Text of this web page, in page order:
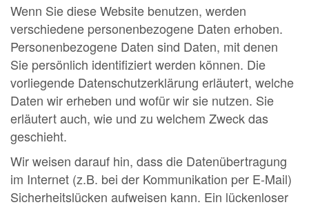
Wenn Sie diese Website benutzen, werden
verschiedene personenbezogene Daten erhoben.
Personenbezogene Daten sind Daten, mit denen
Sie persönlich identifiziert werden können. Die
vorliegende Datenschutzerklärung erläutert, welche
Daten wir erheben und wofür wir sie nutzen. Sie
erläutert auch, wie und zu welchem Zweck das
geschieht.
Wir weisen darauf hin, dass die Datenübertragung
im Internet (z.B. bei der Kommunikation per E-Mail)
Sicherheitslücken aufweisen kann. Ein lückenloser